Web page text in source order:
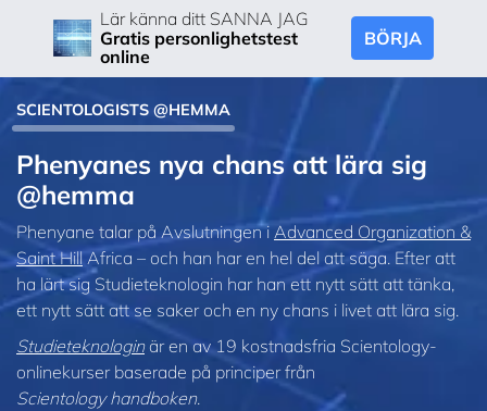
Lär känna ditt SANNA JAG
Gratis personlighetstest
online
BÖRJA
SCIENTOLOGISTS @HEMMA
Phenyanes nya chans att lära sig
@hemma
Phenyane talar på Avslutningen i Advanced Organization &
Saint Hill Africa – och han har en hel del att säga. Efter att
ha lärt sig Studieteknologin har han ett nytt sätt att tänka,
ett nytt sätt att se saker och en ny chans i livet att lära sig.
Studieteknologinär en av 19 kostnadsfria Scientology-
onlinekurser baserade på principer från
Scientology handboken.